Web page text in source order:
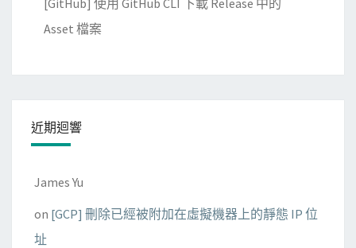
Asset 檔案
近期迴響
James Yu
on [GCP] 刪除已經被附加在虛擬機器上的靜態 IP 位
址